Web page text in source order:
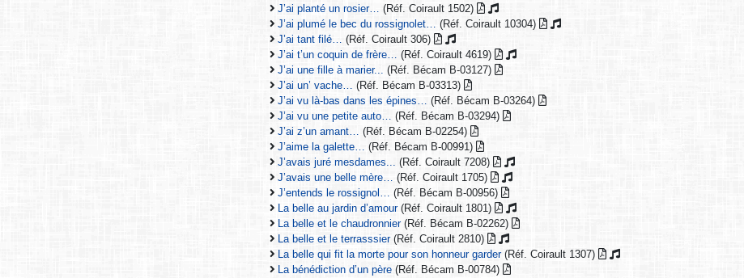
J’ai planté un rosier…
(Réf. Coirault 1502)
J’ai plumé le bec du rossignolet…
(Réf. Coirault 10304)
J’ai tant filé…
(Réf. Coirault 306)
J’ai t’un coquin de frère…
(Réf. Coirault 4619)
J’ai une fille à marier...
(Réf. Bécam B-03127)
J’ai un’ vache…
(Réf. Bécam B-03313)
J’ai vu là-bas dans les épines…
(Réf. Bécam B-03264)
J’ai vu une petite auto…
(Réf. Bécam B-03294)
J’ai z’un amant…
(Réf. Bécam B-02254)
J’aime la galette…
(Réf. Bécam B-00991)
J’avais juré mesdames...
(Réf. Coirault 7208)
J’avais une belle mère…
(Réf. Coirault 1705)
J’entends le rossignol…
(Réf. Bécam B-00956)
La belle au jardin d’amour(Réf. Coirault 1801)
La belle et le chaudronnier(Réf. Bécam B-02262)
La belle et le terrasssier(Réf. Coirault 2810)
La belle qui fit la morte pour son honneur garder(Réf. Coirault 1307)
La bénédiction d’un père (Réf. Bécam B-00784)